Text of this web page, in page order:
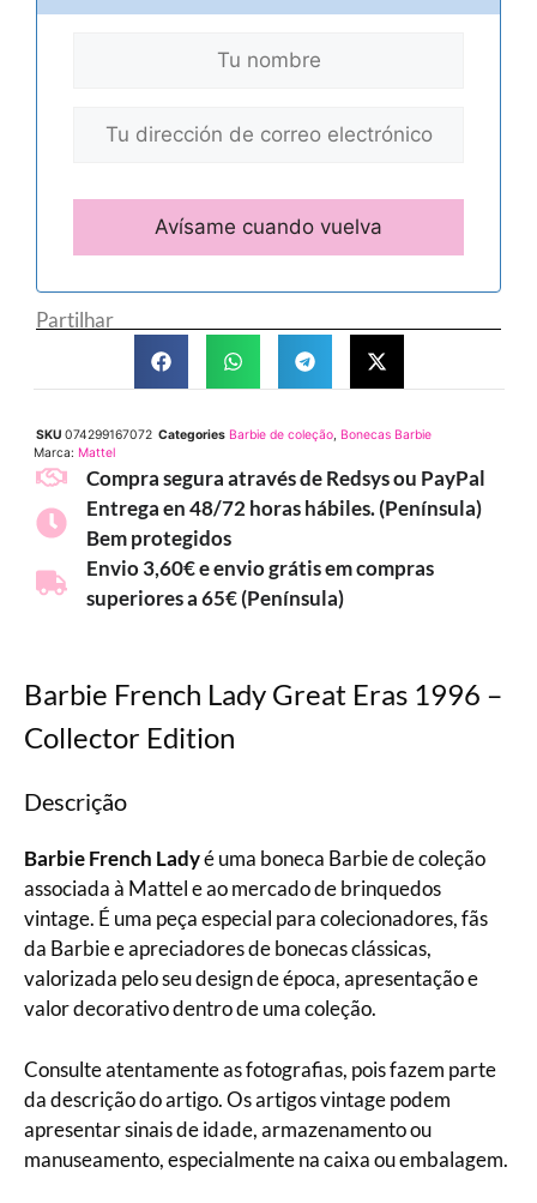
Partilhar
SKU 074299167072 Categories Barbie de coleção, Bonecas Barbie
Marca: Mattel
Compra segura através de Redsys ou PayPal
Entrega en 48/72 horas hábiles. (Península)
Bem protegidos
Envio 3,60€ e envio grátis em compras
superiores a 65€ (Península)
Barbie French Lady Great Eras 1996 –
Collector Edition
Descrição
Barbie French Ladyé uma boneca Barbie de coleção
associada à Mattel e ao mercado de brinquedos
vintage. É uma peça especial para colecionadores, fãs
da Barbie e apreciadores de bonecas clássicas,
valorizada pelo seu design de época, apresentação e
valor decorativo dentro de uma coleção.
Consulte atentamente as fotografias, pois fazem parte
da descrição do artigo. Os artigos vintage podem
apresentar sinais de idade, armazenamento ou
manuseamento, especialmente na caixa ou embalagem.